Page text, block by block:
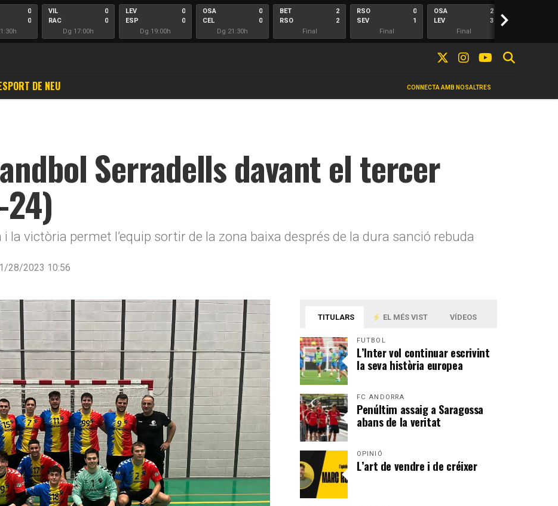
0
0
VIL
RAC
0
0
Dg 17:00h
LEV
ESP
0
0
Dg 19:00h
OSA
CEL
0
0
Dg 21:30h
BET
RSO
2
2
Final
RSO
SEV
0
1
Final
OSA
LEV
2
3
Final
>
CONNECTA AMB NOSALTRES
DE NEU
Serradells davant el tercer
la victòria permet l’equip sortir de la zona baixa després de la dura sanció rebuda
28/2023 10:56
TITULARS EL MÉS VIST VÍDEOS
FUTBOL
L’Inter vol continuar escrivint
la seva història europea
FC ANDORRA
Penúltim assaig a Saragossa
abans de la veritat
OPINIÓ
L’art de vendre i de créixer